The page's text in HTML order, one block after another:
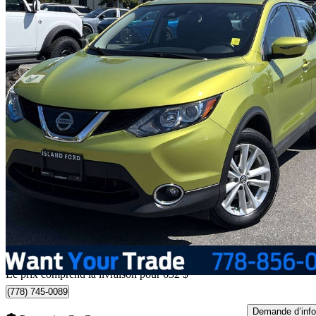
2019 Nissan Qashqai
SV AWD 73 302 km
Bonne
308 $/mois env.
Livraison à domicile de Duncan, BC
Le prix comprend la livraison pour 632 $
(778) 745-0089
Demande d’info